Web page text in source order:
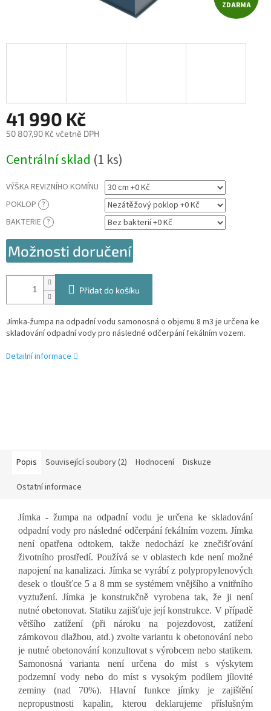
D
ZDARMA
41 990 Kč
50 807,90 Kč včetně DPH
cena:
Centrální sklad (1 ks)
VÝŠKA REVIZNÍHO KOMÍNU
POKLOP ?
BAKTERIE ?
Možnosti doručení
Přidat do košíku
Jímka-žumpa na odpadní vodu samonosná o objemu 8 m3 je určena ke
skladování odpadní vody pro následné odčerpání fekálním vozem.
Detailní informace
Popis Související soubory (2) Hodnocení Diskuze
Ostatní informace
Jímka - žumpa na odpadní vodu je určena ke skladování
odpadní vody pro následné odčerpání fekálním vozem. Jímka
není opatřena odtokem, takže nedochází ke znečišťování
životního prostředí. Používá se v oblastech kde není možné
napojení na kanalizaci. Jímka se vyrábí z polypropylenových
desek o tloušťce 5 a 8 mm se systémem vnějšího a vnitřního
vyztužení.Jímka je konstrukčně vyrobena tak, že ji není
nutné obetonovat. Statiku zajišťuje její konstrukce. V případě
většího zatížení (při nároku na pojezdovost, zatížení
zámkovou dlažbou, atd.) zvolte variantu k obetonování nebo
je nutné obetonování konzultovat s výrobcem nebo statikem.
Samonosná varianta není určena do míst s výskytem
podzemní vody nebo do míst s vysokým podílem jílovité
zeminy (nad 70%). Hlavní funkce jímky je zajištění
nepropustnosti kapalin, kterou deklarujeme příslušným